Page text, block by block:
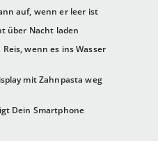
auf, wenn er leer ist
über Nacht laden
wenn es ins Wasser
mit Zahnpasta weg
Dein Smartphone